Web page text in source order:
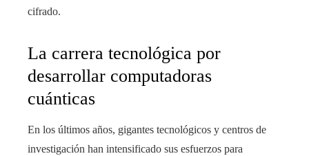
cifrado.
La carrera tecnológica por
desarrollar computadoras
cuánticas
En los últimos años, gigantes tecnológicos y centros de
investigación han intensificado sus esfuerzos para